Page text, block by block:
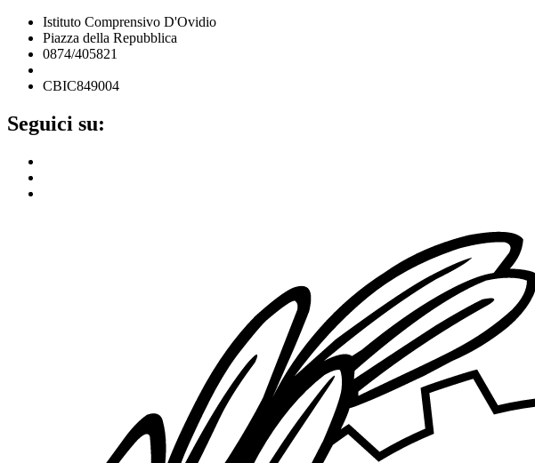
Istituto Comprensivo D'Ovidio
Piazza della Repubblica
0874/405821
CBIC849004
Seguici su: